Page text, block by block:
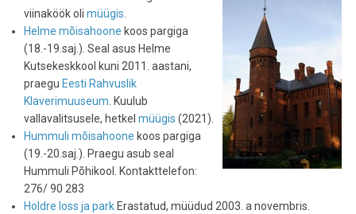
viinaköök oli müügis.
Helme mõisahoone koos pargiga
(18.-19.saj.). Seal asus Helme
Kutsekeskkool kuni 2011. aastani,
praegu Eesti Rahvuslik
Klaverimuuseum. Kuulub
vallavalitsusele, hetkel müügis (2021).
Hummuli mõisahoone koos pargiga
(19.-20.saj.). Praegu asub seal
Hummuli Põhikool. Kontakttelefon:
276/ 90 283
Holdre loss ja park Erastatud, müüdud 2003. a novembris.